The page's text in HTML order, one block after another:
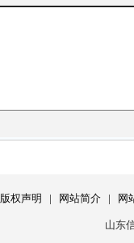
版权声明 | 网站简介| 网
山东